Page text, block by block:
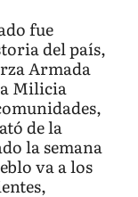
fue
del país,
Armada
Milicia
de la
la semana
va a los